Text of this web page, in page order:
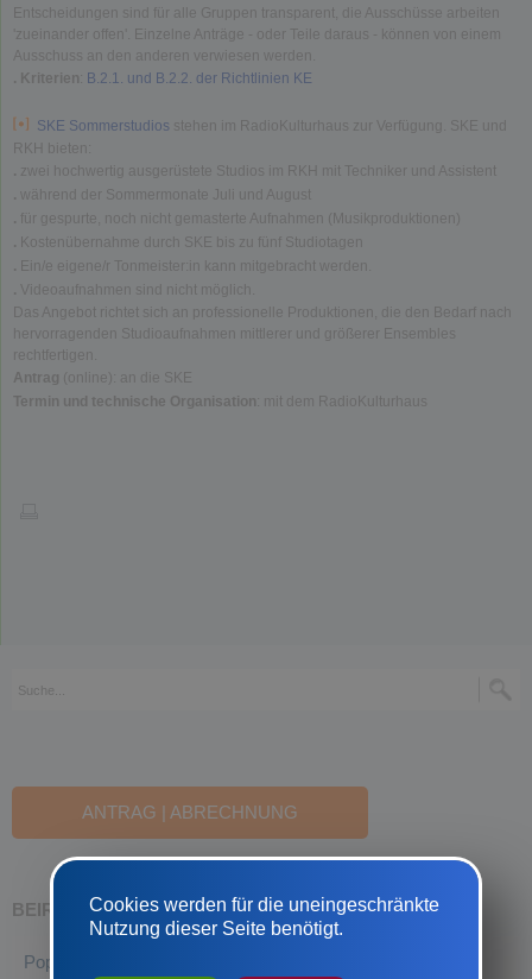
Entscheidungen sind für alle Gruppen transparent, die Ausschüsse arbeiten
'zueinander offen'. Einzelne Anträge - oder Teile daraus - können von einem
Ausschuss an den anderen verwiesen werden.
. Kriterien
B.2.1. und B.2.2. der Richtlinien KE
SKE Sommerstudios stehen im RadioKulturhaus zur Verfügung. SKE und
RKH bieten:
. zwei hochwertig ausgerüstete Studios im RKH mit Techniker und Assistent
. während der Sommermonate Juli und August
. für gespurte, noch nicht gemasterte Aufnahmen (Musikproduktionen)
. Kostenübernahme durch SKE bis zu fünf Studiotagen
. Ein/e eigene/r Tonmeister:in kann mitgebracht werden.
. Videoaufnahmen sind nicht möglich.
Das Angebot richtet sich an professionelle Produktionen, die den Bedarf nach
hervorragenden Studioaufnahmen mittlerer und größerer Ensembles
rechtfertigen.
Antrag (online): an die SKE
Termin und technische Organisation : mit dem RadioKulturhaus
ANTRAG | ABRECHNUNG
BEIRATSTERMINE
Pop / Jazz / Elektronik / Blues / Volksmusik
Cookies werden für die uneingeschränkte
Nutzung dieser Seite benötigt.